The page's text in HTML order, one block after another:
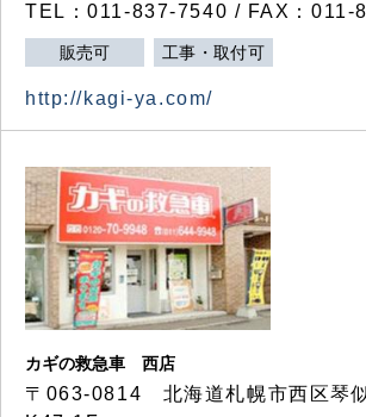
TEL：011-837-7540 / FAX：011-
販売可 工事・取付可
http://kagi-ya.com/
カギの救急車 西店
〒063-0814 北海道札幌市西区琴